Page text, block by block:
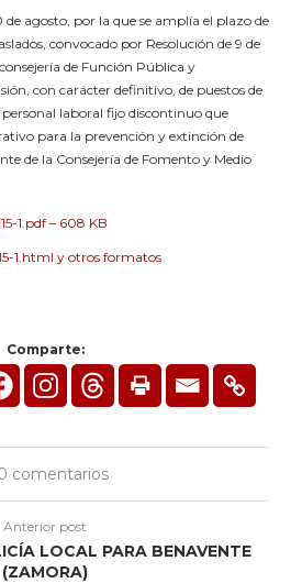
de agosto, por la que se amplía el plazo de
convocado por Resolución de 9 de
de Función Pública y
con carácter definitivo, de puestos de
laboral fijo discontinuo que
para la prevención y extinción de
de la Consejería de Fomento y Medio
1.pdf – 608 KB
1.html y otros formatos
Comparte:
comentarios
Anterior post
LOCAL PARA BENAVENTE
(ZAMORA)